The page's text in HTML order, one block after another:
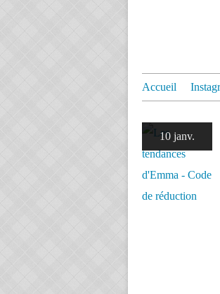
Accueil
10 janv.